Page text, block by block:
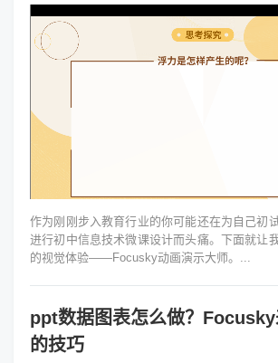
作为刚刚步入教育行业的你可能还在为自己初
进行初中信息技术微课设计而头痛。下面就让
的视觉体验——Focusky动画演示大师。...
ppt数据图表怎么做？Focusky
的技巧